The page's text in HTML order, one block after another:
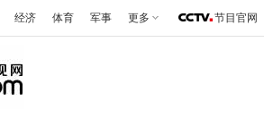
经济 体育 军事 更多 节目官网